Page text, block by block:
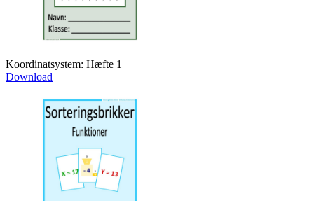
Koordinatsystem: Hæfte 1
Download